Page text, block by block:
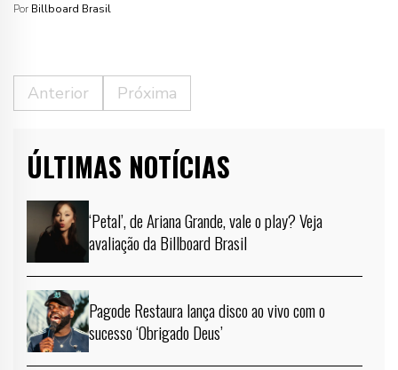
Por Billboard Brasil
Anterior Próxima
ÚLTIMAS NOTÍCIAS
‘Petal’, de Ariana Grande, vale o play? Veja
avaliação da Billboard Brasil
Pagode Restaura lança disco ao vivo com o
sucesso ‘Obrigado Deus’